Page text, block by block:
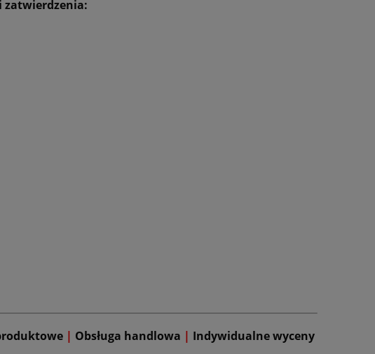
zatwierdzenia:
| Obsługa handlowa | Indywidualne wyceny